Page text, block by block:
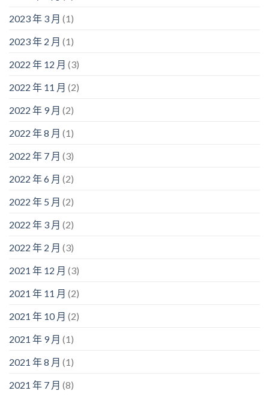
2023 年 3 月 (1)
2023 年 2 月 (1)
2022 年 12 月 (3)
2022 年 11 月 (2)
2022 年 9 月 (2)
2022 年 8 月 (1)
2022 年 7 月 (3)
2022 年 6 月 (2)
2022 年 5 月 (2)
2022 年 3 月 (2)
2022 年 2 月 (3)
2021 年 12 月 (3)
2021 年 11 月 (2)
2021 年 10 月 (2)
2021 年 9 月 (1)
2021 年 8 月 (1)
2021 年 7 月 (8)